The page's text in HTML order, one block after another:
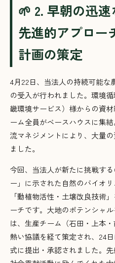
🌱 2. 早朝の迅速
先進的アプロー
計画の策定
4月22日、当法人の持続可能な
の受入が行われました。環境
畿環境サービス）様からの資
ーム全員がベースハウスに集結
流マネジメントにより、大量
ました。
今回、当法人が新たに挑戦す
ー」に示された自然のバイオ
「動植物活性・土壌改良技術
ーチです。大地のポテンシャ
は、生産チーム（石田・上本
熱い協議を経て策定され、24
式に提出・承認されました。